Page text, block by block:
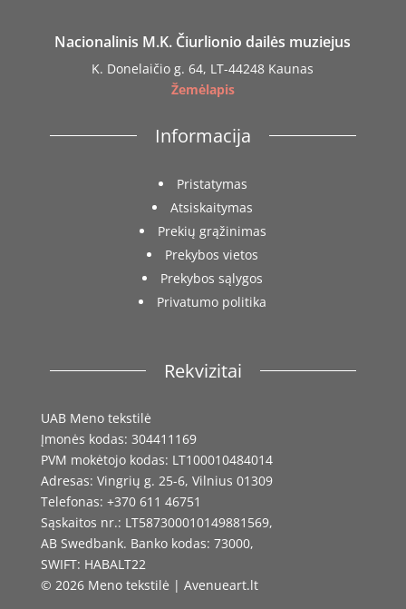
Nacionalinis M.K. Čiurlionio dailės muziejus
K. Donelaičio g. 64, LT-44248 Kaunas
Žemėlapis
Informacija
Pristatymas
Atsiskaitymas
Prekių grąžinimas
Prekybos vietos
Prekybos sąlygos
Privatumo politika
Rekvizitai
UAB Meno tekstilė
Įmonės kodas: 304411169
PVM mokėtojo kodas: LT100010484014
Adresas: Vingrių g. 25-6, Vilnius 01309
Telefonas: +370 611 46751
Sąskaitos nr.: LT587300010149881569,
AB Swedbank. Banko kodas: 73000,
SWIFT: HABALT22
© 2026 Meno tekstilė | Avenueart.lt